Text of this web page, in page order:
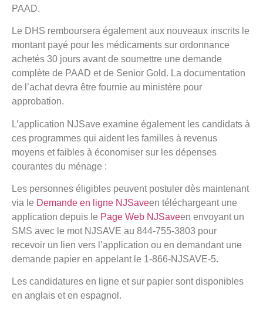
PAAD.
Le DHS remboursera également aux nouveaux inscrits le
montant payé pour les médicaments sur ordonnance
achetés 30 jours avant de soumettre une demande
complète de PAAD et de Senior Gold. La documentation
de l’achat devra être fournie au ministère pour
approbation.
L’application NJSave examine également les candidats à
ces programmes qui aident les familles à revenus
moyens et faibles à économiser sur les dépenses
courantes du ménage :
Les personnes éligibles peuvent postuler dès maintenant
via le Demande en ligne NJSaveen téléchargeant une
application depuis le Page Web NJSaveen envoyant un
SMS avec le mot NJSAVE au 844-755-3803 pour
recevoir un lien vers l’application ou en demandant une
demande papier en appelant le 1-866-NJSAVE-5.
Les candidatures en ligne et sur papier sont disponibles
en anglais et en espagnol.